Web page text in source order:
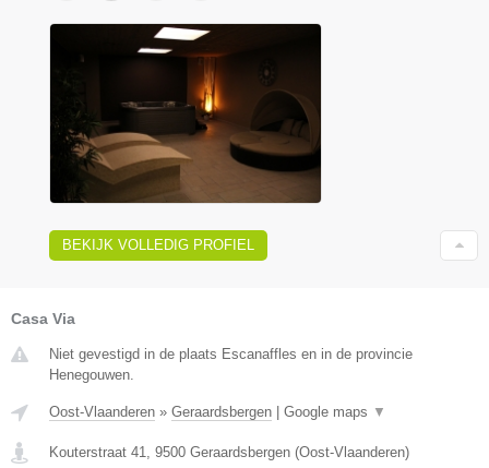
BEKIJK VOLLEDIG PROFIEL
Casa Via
Niet gevestigd in de plaats Escanaffles en in de provincie
Henegouwen.
Oost-Vlaanderen » Geraardsbergen Google maps ▼
Kouterstraat 41, 9500 Geraardsbergen (Oost-Vlaanderen)